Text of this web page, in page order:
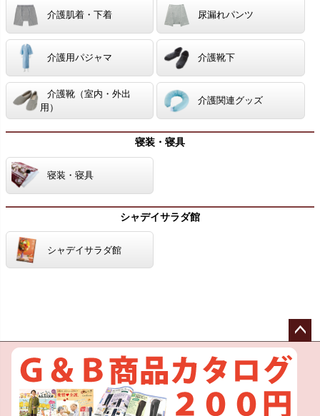
介護肌着・下着 尿漏れパンツ
介護用パジャマ 介護靴下
介護靴（室内・外出
用）
介護関連グッズ
寝装・寝具
寝装・寝具
シャデイサラダ館
シャデイサラダ館
ペー
へ